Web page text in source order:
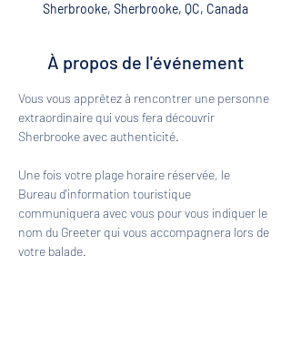
Sherbrooke, Sherbrooke, QC, Canada
À propos de l'événement
Vous vous apprêtez à rencontrer une personne
extraordinaire qui vous fera découvrir
Sherbrooke avec authenticité.
Une fois votre plage horaire réservée, le
Bureau d'information touristique
communiquera avec vous pour vous indiquer le
nom du Greeter qui vous accompagnera lors de
votre balade.